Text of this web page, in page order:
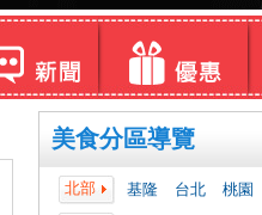
美食分區導覽
北部 基隆 台北 桃園